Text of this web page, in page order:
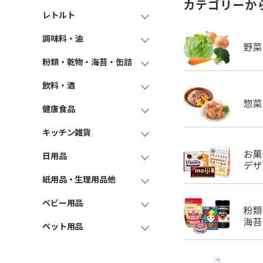
レトルト
調味料・油
粉類・乾物・海苔・缶詰
飲料・酒
健康食品
キッチン雑貨
日用品
紙用品・生理用品他
ベビー用品
ペット用品
カテゴリーか